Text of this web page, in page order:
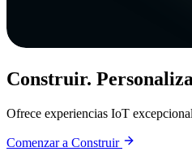
Construir.
Ofrece experiencias IoT
Comenzar a Construir